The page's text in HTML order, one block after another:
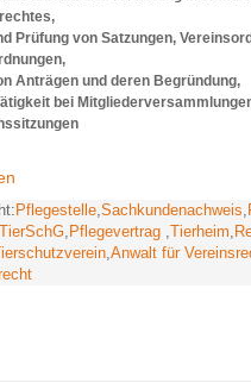
Prüfung von Satzungen,
Anträgen und deren Begründung,
bei
Pflegestelle Sachkundenachweis
Pflegevertrag Tierheim
Anwalt für